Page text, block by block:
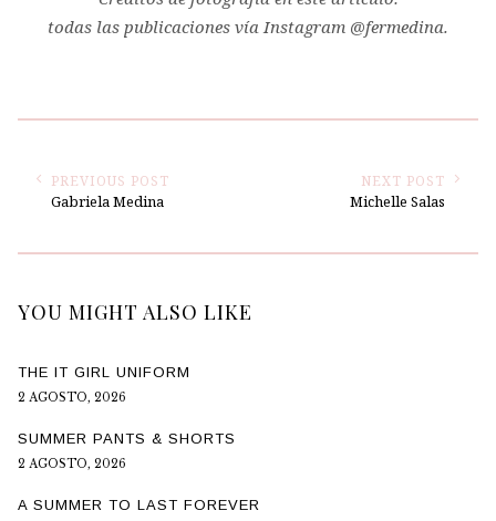
todas las publicaciones vía Instagram @fermedina.
PREVIOUS POST
Gabriela Medina
NEXT POST
Michelle Salas
YOU MIGHT ALSO LIKE
THE IT GIRL UNIFORM
2 AGOSTO, 2026
SUMMER PANTS & SHORTS
2 AGOSTO, 2026
A SUMMER TO LAST FOREVER